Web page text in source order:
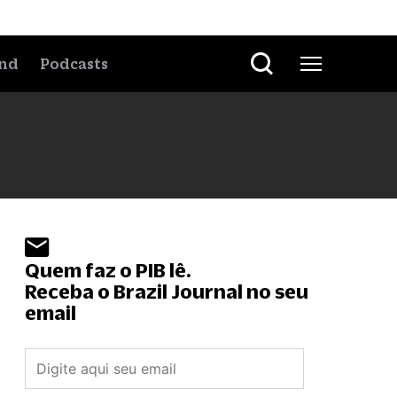
Podcasts
Quem faz o PIB lê.
Receba o Brazil Journal no seu
email